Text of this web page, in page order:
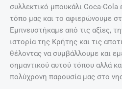
συλλεκτικό μπουκάλι Coca-
τόπο μας και το αφιερώνουμε
Εμπνευστήκαμε από τις αξίες,
ιστορία της Κρήτης και τις
θέλοντας να συμβάλλουμε και
σημαντικού αυτού τόπου αλλά
πολύχρονη παρουσία μας στο